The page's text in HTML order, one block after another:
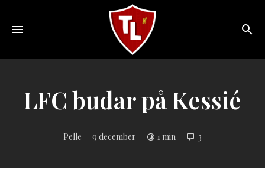
Sveriges
online
magazine!
LFC budar på Kessié
Pelle 9 december 1 min 3